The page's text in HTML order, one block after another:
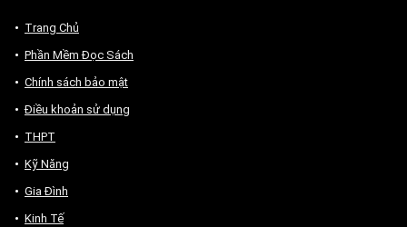
Trang Chủ
Phần Mềm Đọc Sách
Chính sách bảo mật
Điều khoản sử dụng
THPT
Kỹ Năng
Gia Đình
Kinh Tế